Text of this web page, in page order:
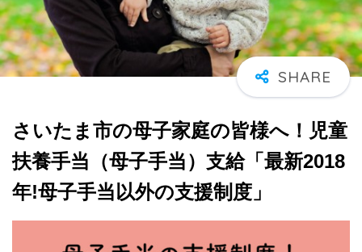
さいたま市の母子家庭の皆様へ！児童
扶養手当（母子手当）支給「最新2018
年!母子手当以外の支援制度」